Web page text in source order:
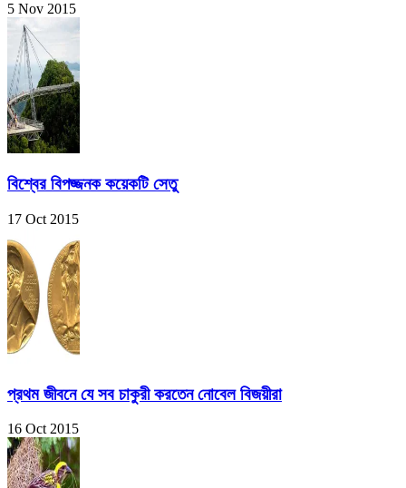
5 Nov 2015
বিশ্বের বিপজ্জনক কয়েকটি সেতু
17 Oct 2015
প্রথম জীবনে যে সব চাকুরী করতেন নোবেল বিজয়ীরা
16 Oct 2015